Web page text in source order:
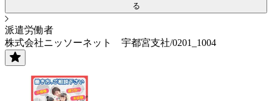
る
派遣労働者
株式会社ニッソーネット 宇都宮支社/0201_1004